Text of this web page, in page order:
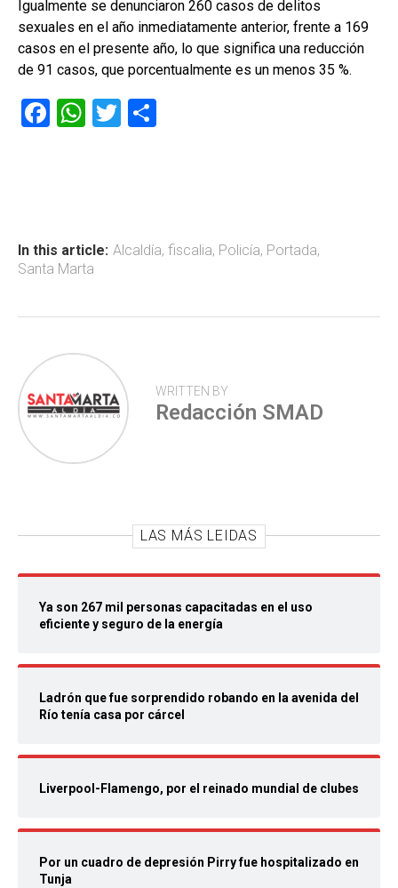
Igualmente se denunciaron 260 casos de delitos
sexuales en el año inmediatamente anterior, frente a 169
casos en el presente año, lo que significa una reducción
de 91 casos, que porcentualmente es un menos 35 %.
F
ok
W
p
p
T
tir
In this article: Alcaldía, fiscalia, Policía, Portada,
Santa Marta
WRITTEN BY
Redacción SMAD
LAS MÁS LEIDAS
Ya son 267 mil personas capacitadas en el uso
eficiente y seguro de la energía
Ladrón que fue sorprendido robando en la avenida del
Río tenía casa por cárcel
Liverpool-Flamengo, por el reinado mundial de clubes
Por un cuadro de depresión Pirry fue hospitalizado en
Tunja